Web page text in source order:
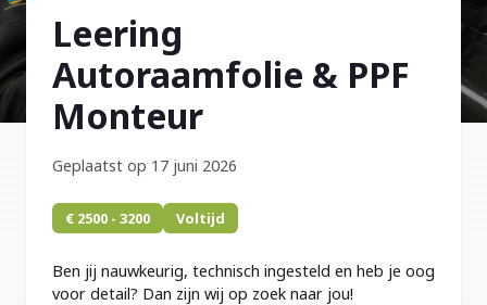
Leering
Autoraamfolie & PPF
Monteur
Geplaatst op 17 juni 2026
€ 2500 - 3200 Voltijd
Ben jij nauwkeurig, technisch ingesteld en heb je oog
voor detail? Dan zijn wij op zoek naar jou!